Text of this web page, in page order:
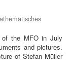
of the MFO in July
and pictures.
of Stefan Müller